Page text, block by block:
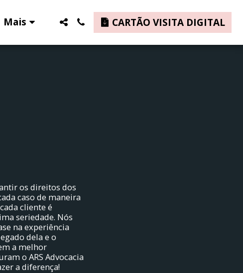
Mais CARTÃO VISITA DIGITAL
os direitos dos
caso de maneira
cliente é
seriedade. Nós
na experiência
dela e o
a melhor
o ARS Advocacia
a diferença!